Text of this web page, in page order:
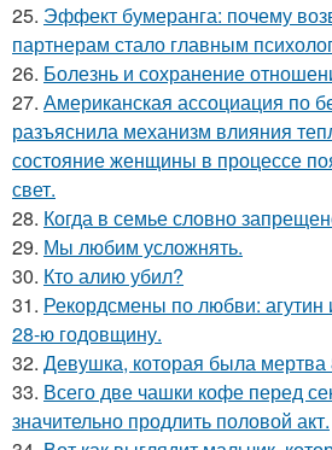
25. Эффект бумеранга: почему
партнерам стало главным
26. Болезнь и сохранение
27. Американская ассоциация по
разъяснила механизм влияния
состояние женщины в процессе
свет.
28. Когда в семье словно
29. Мы любим усложнять.
30. Кто алию убил?
31. Рекордсмены по любви: агутин
28-ю годовщину.
32. Девушка, которая была мертва
33. Всего две чашки кофе перед
значительно продлить половой акт.